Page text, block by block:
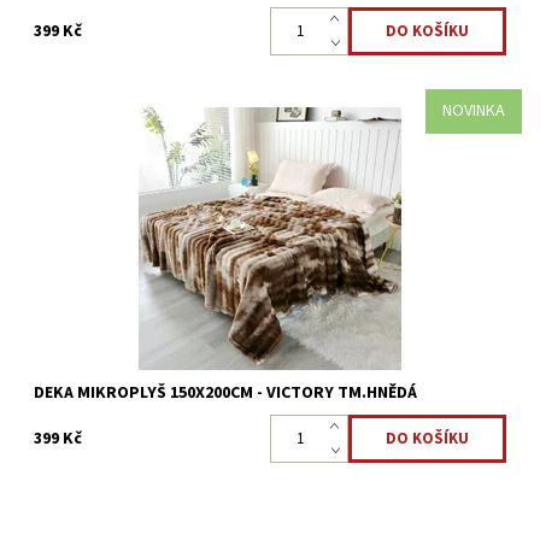
399 Kč
NOVINKA
Deky mikroplyš jsou nadýchané a měkké na dotek, velmi
příjemné, vhodná i pro alergiky.
Skladem >5 ks
3801/206
DEKA MIKROPLYŠ 150X200CM - VICTORY TM.HNĚDÁ
399 Kč